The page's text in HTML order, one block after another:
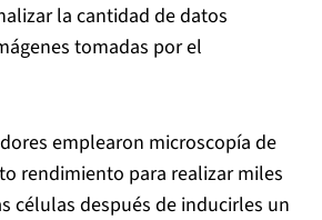
la cantidad de datos
tomadas por el
emplearon microscopía de
rendimiento para realizar miles
células después de inducirles un